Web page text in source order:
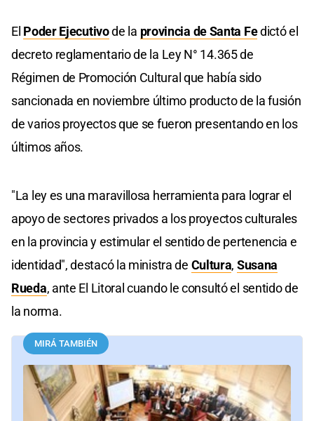
El Poder Ejecutivode la provincia de Santa Fedictó el
decreto reglamentario de la Ley N° 14.365 de
Régimen de Promoción Cultural que había sido
sancionada en noviembre último producto de la fusión
de varios proyectos que se fueron presentando en los
últimos años.
"La ley es una maravillosa herramienta para lograr el
apoyo de sectores privados a los proyectos culturales
en la provincia y estimular el sentido de pertenencia e
identidad", destacó la ministra de Cultura, Susana
Rueda, ante El Litoral cuando le consultó el sentido de
la norma.
MIRÁ TAMBIÉN